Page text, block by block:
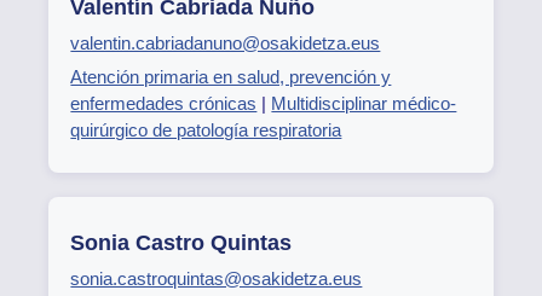
Valentín Cabriada Nuño
valentin.cabriadanuno@osakidetza.eus
Atención primaria en salud, prevención y
enfermedades crónicas | Multidisciplinar médico-
quirúrgico de patología respiratoria
Sonia Castro Quintas
sonia.castroquintas@osakidetza.eus